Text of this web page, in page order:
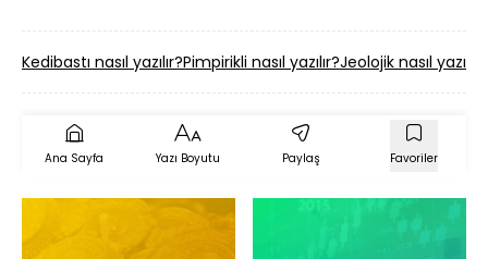
Kedibastı nasıl yazılır?Pimpirikli nasıl yazılır?Jeolojik nasıl yazılır?
Ana Sayfa Yazı Boyutu Paylaş Favoriler